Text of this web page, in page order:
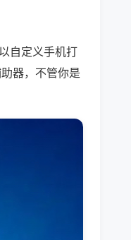
自定义手机打
器，不管你是